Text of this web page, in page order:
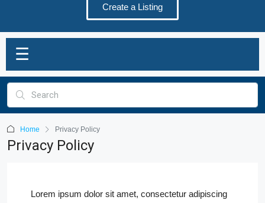
Create a Listing
☰
Home Privacy Policy
Privacy Policy
Lorem ipsum dolor sit amet, consectetur adipiscing